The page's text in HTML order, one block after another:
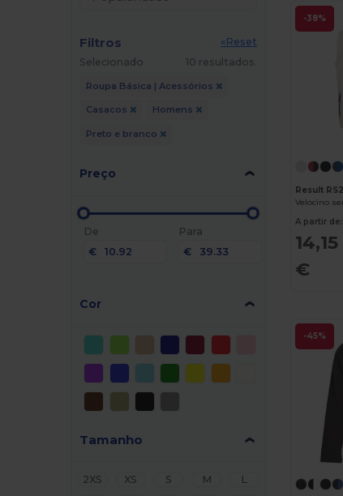
Filtros
«Reset
Selecionado
10 resultados.
Roupa Básica | Acessórios
Casacos Homens
Preto e branco
Preço
De
€
Para
€
Cor
Tamanho
2XS XS S M
L
-38%
Result
Velocino
A partir de:
14,15
€
-45%